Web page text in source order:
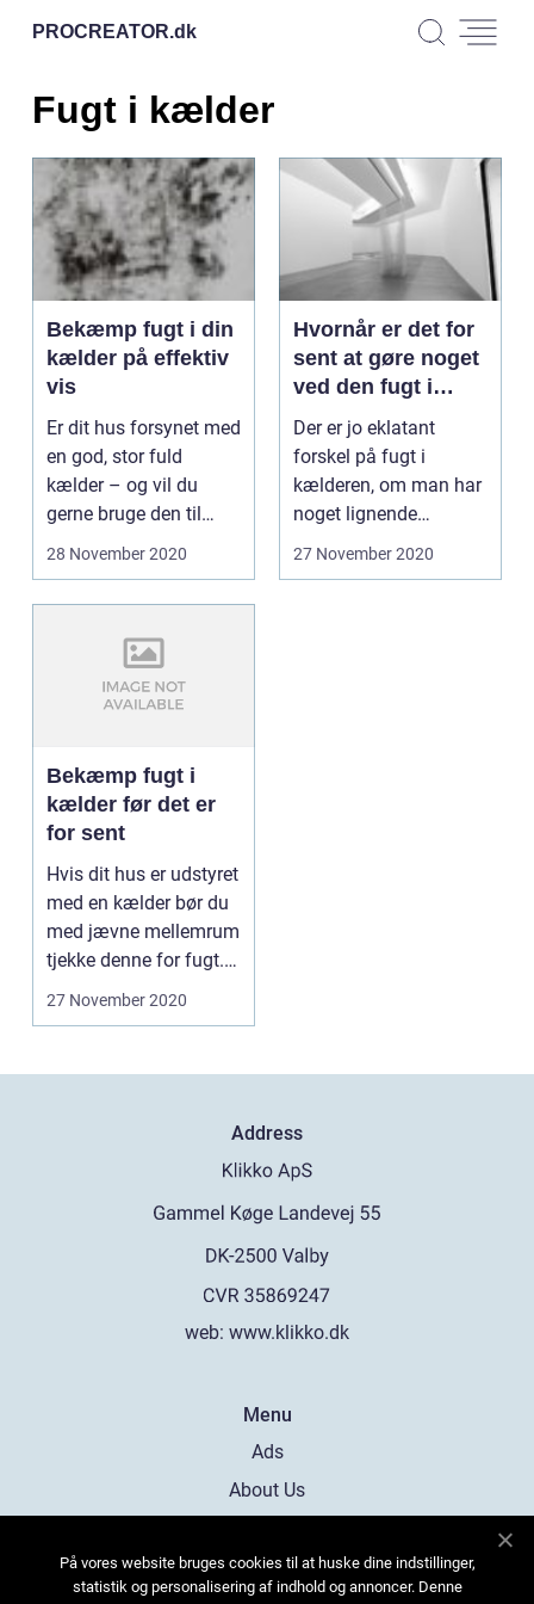
PROCREATOR.dk
Fugt i kælder
Bekæmp fugt i din
kælder på effektiv
vis
Er dit hus forsynet med
en god, stor fuld
kælder – og vil du
gerne bruge den til
hobby, beboelse, tr...
28 November 2020
Hvornår er det for
sent at gøre noget
ved den fugt i
kælderen?
Der er jo eklatant
forskel på fugt i
kælderen, om man har
noget lignende
saunatilstande
27 November 2020
Bekæmp fugt i
kælder før det er
for sent
Hvis dit hus er udstyret
med en kælder bør du
med jævne mellemrum
tjekke denne for fugt.
På den måde...
27 November 2020
Address
web: www.klikko.dk
Menu
Ads
About Us
Contact
På vores website bruges cookies til at huske dine indstillinger,
statistik og personalisering af indhold og annoncer. Denne